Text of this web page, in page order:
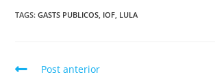
TAGS:GASTS PUBLICOS, IOF, LULA
Post anterior